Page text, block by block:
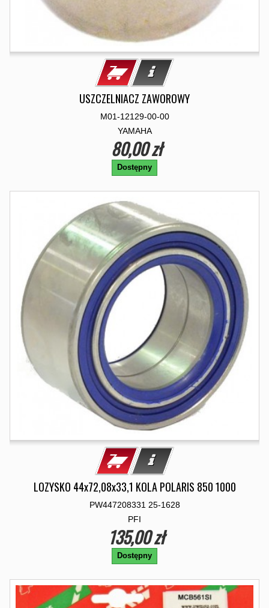
USZCZELNIACZ ZAWOROWY
M01-12129-00-00
YAMAHA
80,00 zł
Dostępny
LOZYSKO 44x72,08x33,1 KOLA POLARIS 850 1000
PW447208331 25-1628
PFI
135,00 zł
Dostępny